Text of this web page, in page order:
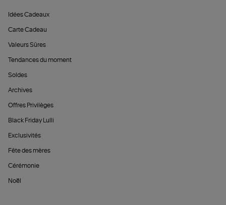
Idées Cadeaux
Carte Cadeau
Valeurs Sûres
Tendances du moment
Soldes
Archives
Offres Privilèges
Black Friday Lulli
Exclusivités
Fête des mères
Cérémonie
Noël